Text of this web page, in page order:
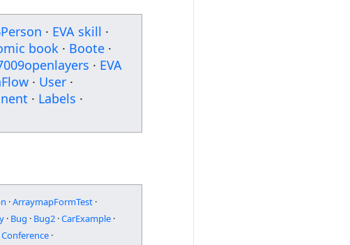
· EVA skill ·
book · Boote ·
· EVA
· User ·
· Labels ·
·ArraymapFormTest ·
· Bug · Bug2 ·CarExample ·
Conference ·